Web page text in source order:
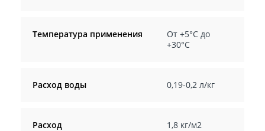
Температура применения
От +5°С до
+30°С
Расход воды 0,19-0,2 л/кг
Расход 1,8 кг/м2